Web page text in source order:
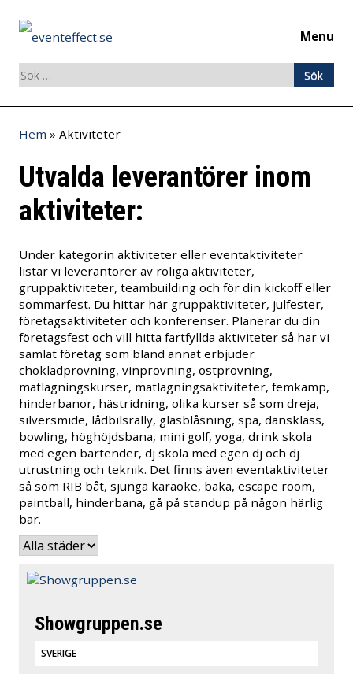
Menu
Sök
efter:
Skip
content
Hem » Aktiviteter
Utvalda leverantörer inom
aktiviteter:
Under kategorin aktiviteter eller eventaktiviteter
listar vi leverantörer av roliga aktiviteter,
gruppaktiviteter, teambuilding och för din kickoff eller
sommarfest. Du hittar här gruppaktiviteter, julfester,
företagsaktiviteter och konferenser. Planerar du din
företagsfest och vill hitta fartfyllda aktiviteter så har vi
samlat företag som bland annat erbjuder
chokladprovning, vinprovning, ostprovning,
matlagningskurser, matlagningsaktiviteter, femkamp,
hinderbanor, hästridning, olika kurser så som dreja,
silversmide, lådbilsrally, glasblåsning, spa, dansklass,
bowling, höghöjdsbana, mini golf, yoga, drink skola
med egen bartender, dj skola med egen dj och dj
utrustning och teknik. Det finns även eventaktiviteter
så som RIB båt, sjunga karaoke, baka, escape room,
paintball, hinderbana, gå på standup på någon härlig
bar.
Showgruppen.se
SVERIGE